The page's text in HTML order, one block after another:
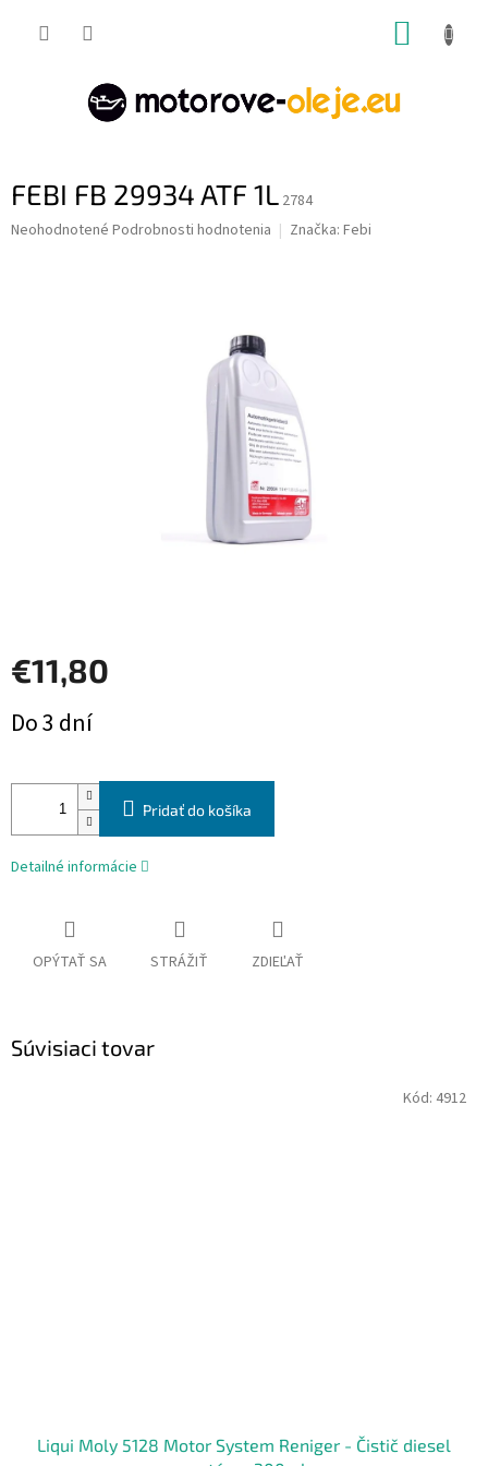
FEBI FB 29934 ATF 1L 2784
Priemerné
Neohodnotené Podrobnosti hodnotenia Značka: Febi
€11,80
cena:
Do 3 dní
Pridať do košíka
Detailné informácie
OPÝTAŤ SA STRÁŽIŤ ZDIEĽAŤ
Súvisiaci tovar
Liqui Moly 5128 Motor System Reniger - Čistič diesel
Kód: 4912